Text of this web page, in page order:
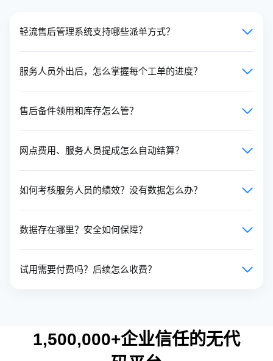
轻流售后管理系统支持哪些派单方式？
服务人员外出后，怎么掌握每个工单的进度？
售后备件领用和库存怎么管？
网点费用、服务人员提成怎么自动结算？
如何考核服务人员的绩效？没有数据怎么办？
数据存在哪里？安全如何保障？
试用需要付费吗？后续怎么收费？
1,500,000+企业信任的无代